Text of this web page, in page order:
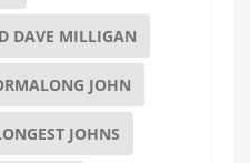
DAVE MILLIGAN
JOHN
JOHNS